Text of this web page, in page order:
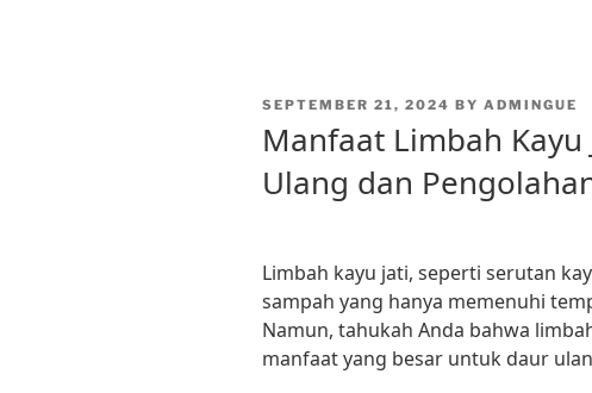
POSTED
SEPTEMBER 21, 2024 BY ADMINGUE
Manfaat Limbah
Ulang dan
Limbah kayu jati, seperti serutan
sampah yang hanya memenuhi
Namun, tahukah Anda bahwa
manfaat yang besar untuk daur